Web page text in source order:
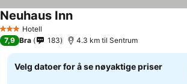
3 StjernerHotell
Neuhaus Inn
7,9 Bra 183 4.3 km til Sentrum
Velg datoer for å se nøyaktige priser